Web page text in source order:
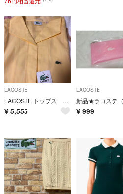
LACOSTE
LACOSTE トップス 新品・未使用 値下げ中
¥ 5,555
LACOSTE
¥ 999